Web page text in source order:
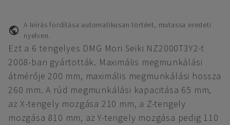
A leírás fordítása automatikusan történt, mutassa eredeti
nyelven.
Ezt a 6 tengelyes DMG Mori Seiki NZ2000T3Y2-t
2008-ban gyártották. Maximális megmunkálási
átmérője 200 mm, maximális megmunkálási hossza
260 mm. A rúd megmunkálási kapacitása 65 mm,
az X-tengely mozgása 210 mm, a Z-tengely
mozgása 810 mm, az Y-tengely mozgása pedig 110